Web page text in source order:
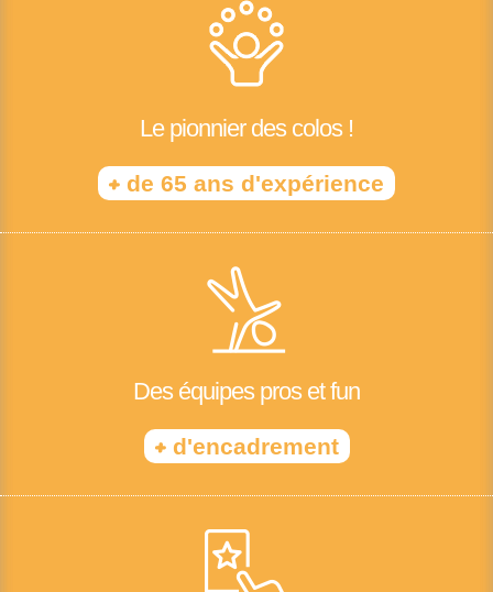
Le pionnier des colos !
+ de 65 ans d'expérience
Des équipes pros et fun
+d'encadrement